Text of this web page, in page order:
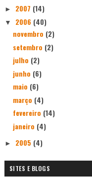
► 2007 (14)
▼ 2006 (40)
novembro (2)
setembro (2)
julho (2)
junho (6)
maio (6)
março (4)
fevereiro (14)
janeiro (4)
► 2005 (4)
SITES E BLOGS